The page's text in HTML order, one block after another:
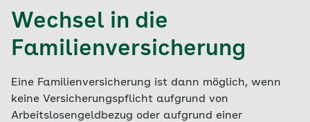
Wechsel in die
Familienversicherung
Eine Familienversicherung ist dann möglich, wenn
keine Versicherungspflicht aufgrund von
Arbeitslosengeldbezug oder aufgrund einer